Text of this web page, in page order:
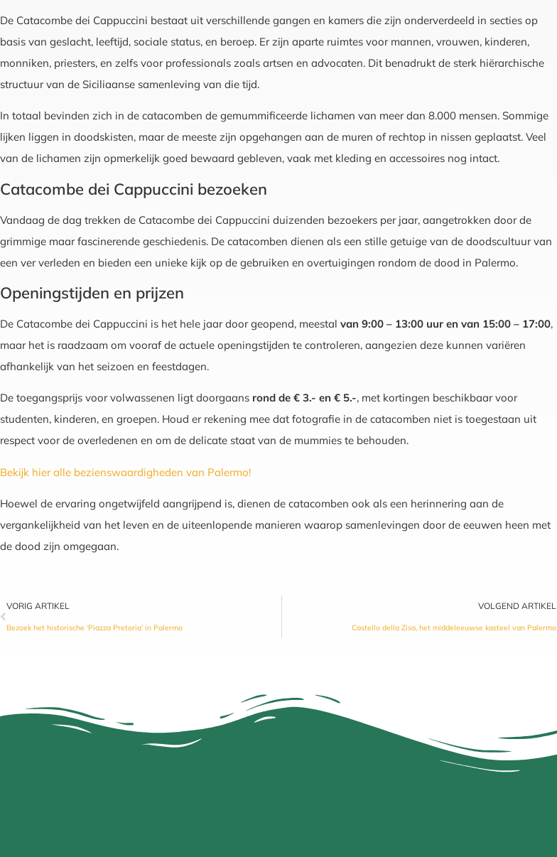
De Catacombe dei Cappuccini bestaat uit verschillende gangen en kamers die zijn onderverdeeld in secties op
basis van geslacht, leeftijd, sociale status, en beroep. Er zijn aparte ruimtes voor mannen, vrouwen, kinderen,
monniken, priesters, en zelfs voor professionals zoals artsen en advocaten. Dit benadrukt de sterk hiërarchische
structuur van de Siciliaanse samenleving van die tijd.
In totaal bevinden zich in de catacomben de gemummificeerde lichamen van meer dan 8.000 mensen. Sommige
lijken liggen in doodskisten, maar de meeste zijn opgehangen aan de muren of rechtop in nissen geplaatst. Veel
van de lichamen zijn opmerkelijk goed bewaard gebleven, vaak met kleding en accessoires nog intact.
Catacombe dei Cappuccini bezoeken
Vandaag de dag trekken de Catacombe dei Cappuccini duizenden bezoekers per jaar, aangetrokken door de
grimmige maar fascinerende geschiedenis. De catacomben dienen als een stille getuige van de doodscultuur van
een ver verleden en bieden een unieke kijk op de gebruiken en overtuigingen rondom de dood in Palermo.
Openingstijden en prijzen
De Catacombe dei Cappuccini is het hele jaar door geopend, meestal van 9:00 – 13:00 uur en van 15:00 – 17:00,
maar het is raadzaam om vooraf de actuele openingstijden te controleren, aangezien deze kunnen variëren
afhankelijk van het seizoen en feestdagen.
De toegangsprijs voor volwassenen ligt doorgaans rond de € 3.- en € 5.-, met kortingen beschikbaar voor
studenten, kinderen, en groepen. Houd er rekening mee dat fotografie in de catacomben niet is toegestaan uit
respect voor de overledenen en om de delicate staat van de mummies te behouden.
Bekijk hier alle bezienswaardigheden van Palermo!
Hoewel de ervaring ongetwijfeld aangrijpend is, dienen de catacomben ook als een herinnering aan de
vergankelijkheid van het leven en de uiteenlopende manieren waarop samenlevingen door de eeuwen heen met
de dood zijn omgegaan.
VORIG ARTIKEL
Bezoek het historische ‘Piazza Pretoria’ in Palermo
VOLGEND ARTIKEL
Castello della Zisa, het middeleeuwse kasteel van Palermo